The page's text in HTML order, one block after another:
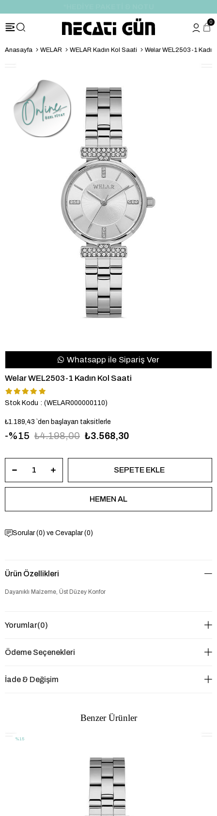
0
Anasayfa WELAR WELAR Kadın Kol Saati Welar WEL2503-1
Whatsapp ile Sipariş Ver
Welar WEL2503-1 Kadın Kol Saati
Stok Kodu (WELAR000000110)
₺1.189,43 `den başlayan taksitlerle
15 ₺4.198,00 ₺3.568,30
Sorular (0) ve Cevaplar (0)
Ürün Özellikleri
Dayanıklı Malzeme, Üst Düzey Konfor
Yorumlar(0)
Ödeme Seçenekleri
İade & Değişim
Benzer Ürünler
%15